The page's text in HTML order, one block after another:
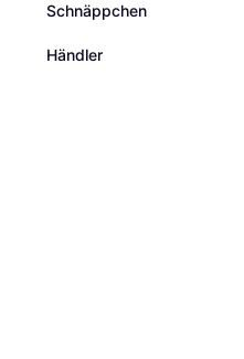
Schnäppchen
Händler